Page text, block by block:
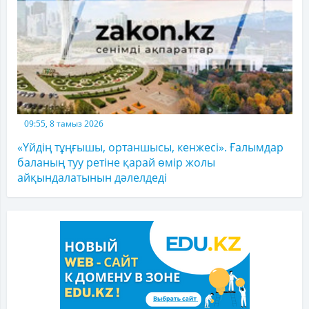
09:55, 8 тамыз 2026
«Үйдің тұңғышы, ортаншысы, кенжесі». Ғалымдар
баланың туу ретіне қарай өмір жолы
айқындалатынын дәлелдеді